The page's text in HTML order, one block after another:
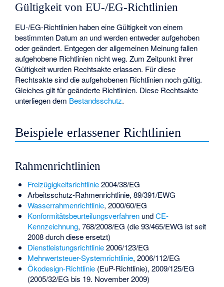
Gültigkeit von EU-/EG-Richtlinien
EU-/EG-Richtlinien haben eine Gültigkeit von einem
bestimmten Datum an und werden entweder aufgehoben
oder geändert. Entgegen der allgemeinen Meinung fallen
aufgehobene Richtlinien nicht weg. Zum Zeitpunkt ihrer
Gültigkeit wurden Rechtsakte erlassen. Für diese
Rechtsakte sind die aufgehobenen Richtlinien noch gültig.
Gleiches gilt für geänderte Richtlinien. Diese Rechtsakte
unterliegen dem Bestandsschutz.
Beispiele erlassener Richtlinien
Rahmenrichtlinien
Freizügigkeitsrichtlinie2004/38/EG
Arbeitsschutz-Rahmenrichtlinie, 89/391/EWG
Wasserrahmenrichtlinie, 2000/60/EG
KonformitätsbeurteilungsverfahrenundCE-
Kennzeichnung, 768/2008/EG (die 93/465/EWG ist seit
2008 durch diese ersetzt)
Dienstleistungsrichtlinie2006/123/EG
Mehrwertsteuer-Systemrichtlinie, 2006/112/EG
Ökodesign-Richtlinie(EuP-Richtlinie), 2009/125/EG
(2005/32/EG bis 19. November 2009)